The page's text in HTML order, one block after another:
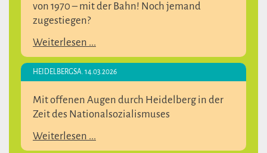
von 1970 – mit der Bahn! Noch jemand
zugestiegen?
Weiterlesen ...
HEIDELBERGSA. 14.03.2026
Mit offenen Augen durch Heidelberg in der
Zeit des Nationalsozialismuses
Weiterlesen ...